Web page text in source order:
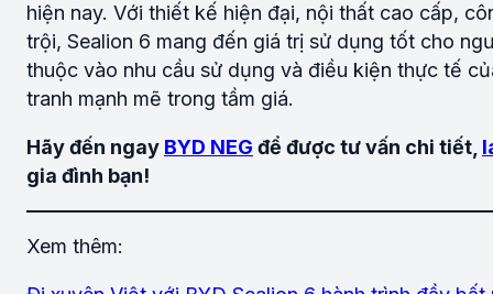
hiện nay. Với thiết kế hiện đại, nội thất cao cấp,
trội, Sealion 6 mang đến giá trị sử dụng tốt cho
thuộc vào nhu cầu sử dụng và điều kiện thực tế
tranh mạnh mẽ trong tầm giá.
Hãy đến ngay BYD NEG để được tư vấn chi tiết,
gia đình bạn!
Xem thêm: